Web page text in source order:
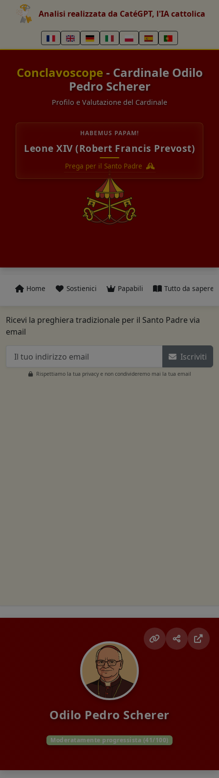
Analisi realizzata da CatéGPT, l'IA cattolica
Conclavoscope - Cardinale Odilo
Pedro Scherer
Profilo e Valutazione del Cardinale
HABEMUS PAPAM!
Leone XIV (Robert Francis Prevost)
Prega per il Santo Padre
Home Sostienici Papabili Tutto da sapere
Ricevi la preghiera tradizionale per il Santo Padre via
email
Iscriviti
Rispettiamo la tua privacy e non condivideremo mai la tua email
Odilo Pedro Scherer
Moderatamente progressista (41/100)